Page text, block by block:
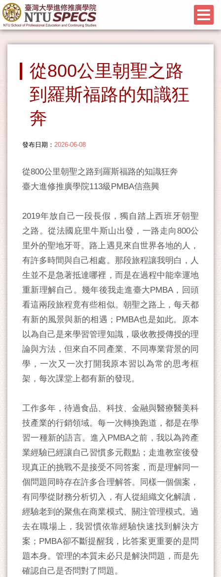
從800公里朝聖之路
到羅斯福路的知識狂
奔
發布日期： 2026-06-08
從800公里朝聖之路到羅斯福路的知識狂奔
臺大進修推廣學院113級PMBA信燕興
2019年放自己一段長假，獨自踏上西班牙朝聖
之路。從法國庇里牛斯山出發，一路走向800公
里外的聖地牙哥。路上遇見來自世界各地的人，
有許多時間與自己相處。那段旅程讓我明白，人
生並不是急著抵達哪裡，而是在過程中能幸運地
重新理解自己。幾年後我走進臺大PMBA，回頭
看這兩段旅程竟有些相似。朝聖之路上，每天都
有新的風景與新的相遇；PMBA也是如此。原本
以為自己是來學習管理知識，吸收教授傳授的理
論與方法，但來自不同產業、不同專業背景的同
學，一次又一次打開我原本習以為常的思考框
架，每次課堂上都有新的發現。
工作多年，待過食品、科技、金融與醫療醫美科
技產業的行銷領域。每一次轉換跑道，都是在學
習一種新的語言。進入PMBA之前，我以為跨產
業經驗已經讓自己習慣多元觀點；走進教室後發
現真正的挑戰不是接受不同答案，而是理解同一
個問題同時存在許多合理解答。同樣一個個案，
有同學從財務分析切入，有人從組織文化解讀，
經驗老到的聚焦在商業模式、關注管理模式。過
去在職場上，我習慣依靠經驗快速找到解決方
案；PMBA卻不斷提醒我，比答案更重要的是問
題本身。管理的本質未必只是解決問題，而是先
確認自己是否問對了問題。